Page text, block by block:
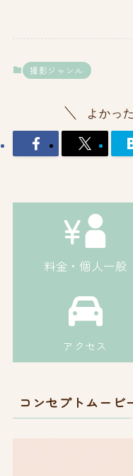
撮影ジャンル
よかっ
料金・個人一般
アクセス
コンセプトムービ